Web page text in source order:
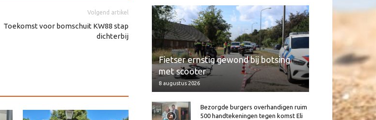
Volgend artikel
Toekomst voor bomschuit KW88 stap
dichterbij
Fietser ernstig gewond bij botsing
met scooter
8 augustus 2026
Bezorgde burgers overhandigen ruim
500 handtekeningen tegen komst Eli